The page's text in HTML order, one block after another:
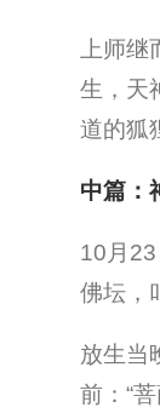
上师
生，天
道的狐
中篇：
10月
佛坛，
放生当
前：“